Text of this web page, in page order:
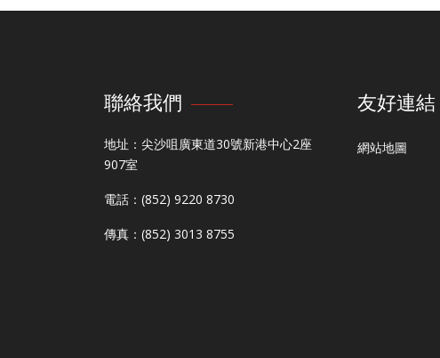
聯絡我們
地址：尖沙咀廣東道30號新港中心2座
907室
電話：(852) 9220 8730
傳真：(852) 3013 8755
友好連結
網站地圖